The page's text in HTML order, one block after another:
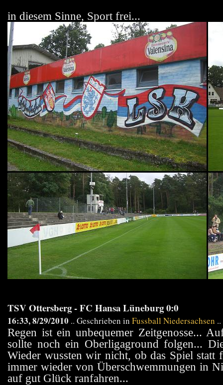
in diesem Sinne, Sport frei...
TSV Ottersberg - FC Hansa Lüneburg 0:0
16:33, 8/29/2010 .. Geschrieben in Fussball Niedersachsen ..
Regen ist ein unbequemer Zeitgenosse...
sollte noch ein Oberligaground folgen...
Wieder wussten wir nicht, ob das Spiel
immer wieder von Überschwemmungen in
auf gut Glück ranfahren...